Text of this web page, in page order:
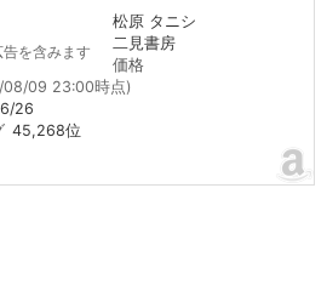
を含みます
松原 タニシ
二見書房
価格
09 23:00時点)
26
45,268位